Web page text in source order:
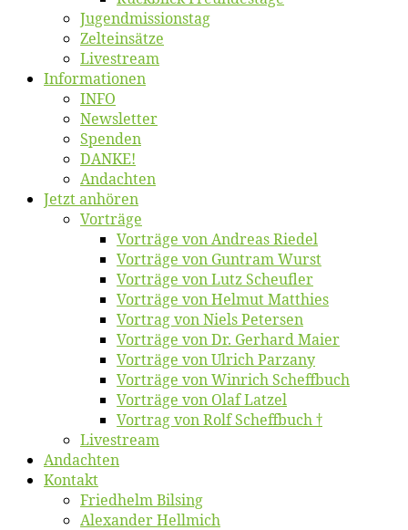
Jugend­mis­sions­tag
Zelt­ein­sät­ze
Live­stream
Informatio­nen
INFO
News­let­ter
Spen­den
DANKE!
An­dach­ten
Jetzt an­hö­ren
Vor­trä­ge
Vor­trä­ge von An­dre­as Riedel
Vor­trä­ge von Gun­tram Wurst
Vor­trä­ge von Lutz Scheufler
Vor­trä­ge von Hel­mut Matthies
Vor­trag von Niels Petersen
Vor­trä­ge von Dr. Ger­hard Maier
Vor­trä­ge von Ul­rich Parzany
Vor­trä­ge von Win­rich Scheffbuch
Vor­trä­ge von Olaf Latzel
Vor­trag von Rolf Scheffbuch †
Live­stream
An­dach­ten
Kon­takt
Fried­helm Bilsing
Alex­an­der Hellmich